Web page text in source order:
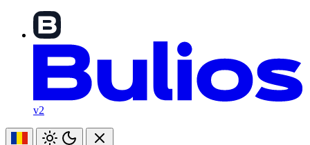
v2